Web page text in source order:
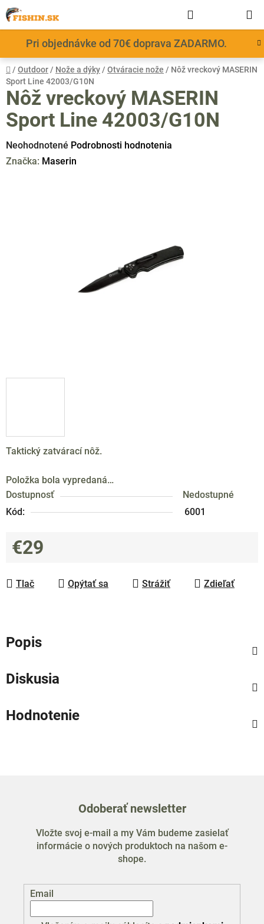
Prejsť
na
obsah
Pri objednávke od 70€ doprava ZADARMO.
KOŠÍK
Domov
/ Outdoor / Nože a dýky / Otváracie nože / Nôž vreckový MASERIN
Sport Line 42003/G10N
Taktický zatvárací nôž.
Položka bola vypredaná…
Dostupnosť
Nedostupné
Kód:
6001
€29
Tlač
Opýtať sa Strážiť Zdieľať
Nôž vreckový MASERIN
Sport Line 42003/G10N
Priemerné
hodnotenie
Neohodnotené Podrobnosti hodnotenia
Značka: Maserin
Popis
Diskusia
Hodnotenie
Odoberať newsletter
Vložte svoj e-mail a my Vám budeme zasielať
informácie o nových produktoch na našom e-
shope.
Email